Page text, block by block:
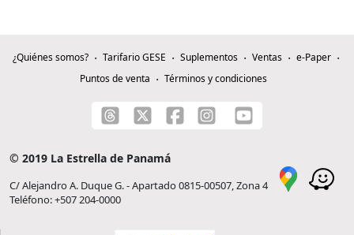
¿Quiénes somos? Tarifario GESE Suplementos Ventas
e-Paper
Puntos de venta
Términos y condiciones
© 2019 La Estrella de Panamá
C/ Alejandro A. Duque G. - Apartado 0815-00507, Zona 4
Teléfono: +507 204-0000